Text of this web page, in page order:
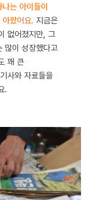
는 아이들이
팠어요. 지금은
없어졌지만, 그
많이 성장했다고
꽤 큰
사와 자료들을
.